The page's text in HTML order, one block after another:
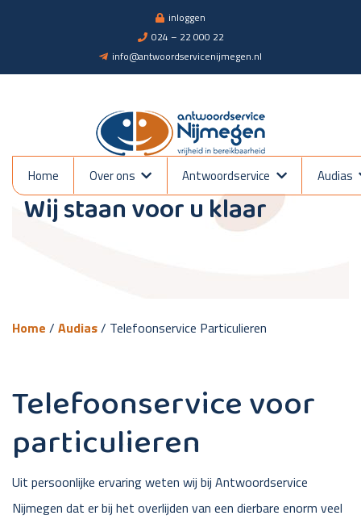
inloggen
024 – 22 000 22
info@antwoordservicenijmegen.nl
Home Over ons Antwoordservice Audias
Wij staan voor u klaar
Home / Audias/ Telefoonservice Particulieren
Telefoonservice voor
particulieren
Uit persoonlijke ervaring weten wij bij Antwoordservice
Nijmegen dat er bij het overlijden van een dierbare enorm veel